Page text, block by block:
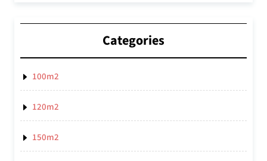
Categories
100m2
120m2
150m2